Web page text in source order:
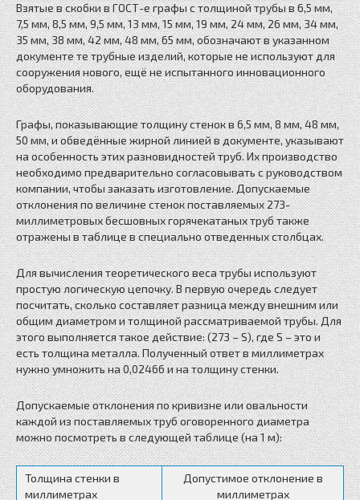
Взятые в скобки в ГОСТ-е графы с толщиной трубы в 6,5 мм,
7,5 мм, 8,5 мм, 9,5 мм, 13 мм, 15 мм, 19 мм, 24 мм, 26 мм, 34 мм,
35 мм, 38 мм, 42 мм, 48 мм, 65 мм, обозначают в указанном
документе те трубные изделий, которые не используют для
сооружения нового, ещё не испытанного инновационного
оборудования.
Графы, показывающие толщину стенок в 6,5 мм, 8 мм, 48 мм,
50 мм, и обведённые жирной линией в документе, указывают
на особенность этих разновидностей труб. Их производство
необходимо предварительно согласовывать с руководством
компании, чтобы заказать изготовление. Допускаемые
отклонения по величине стенок поставляемых 273-
миллиметровых бесшовных горячекатаных труб также
отражены в таблице в специально отведенных столбцах.
Для вычисления теоретического веса трубы используют
простую логическую цепочку. В первую очередь следует
посчитать, сколько составляет разница между внешним или
общим диаметром и толщиной рассматриваемой трубы. Для
этого выполняется такое действие: (273 – S), где S – это и
есть толщина металла. Полученный ответ в миллиметрах
нужно умножить на 0,02466 и на толщину стенки.
Допускаемые отклонения по кривизне или овальности
каждой из поставляемых труб оговоренного диаметра
можно посмотреть в следующей таблице (на 1 м):
Толщина стенки в
миллиметрах
Допустимое отклонение в
миллиметрах